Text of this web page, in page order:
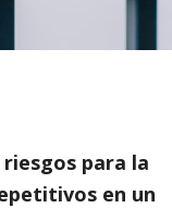
para la
en un